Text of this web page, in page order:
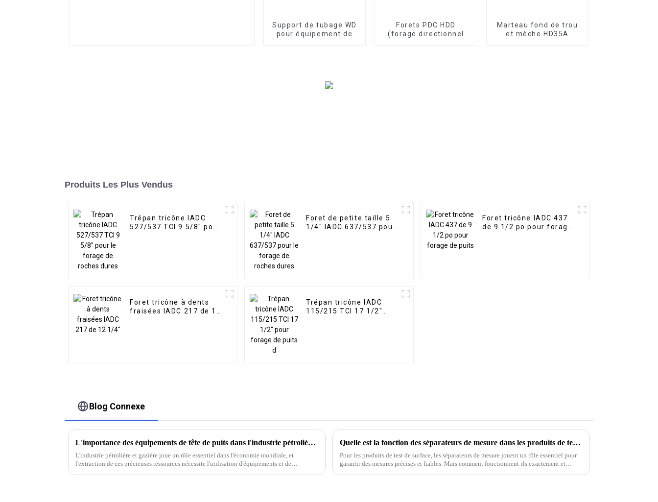
Support de tubage WD
pour équipement de
Forets PDC HDD
(forage directionnel
Marteau fond de trou
et mèche HD35A
Produits Les Plus Vendus
Trépan tricône IADC
527/537 TCI 9 5/8" pour
Foret de petite taille 5
1/4" IADC 637/537 pour
Foret tricône IADC 437
de 9 1/2 po pour forage
Foret tricône à dents
fraisées IADC 217 de 12
Trépan tricône IADC
115/215 TCI 17 1/2"
Blog Connexe
L'importance des équipements de tête de puits dans l'industrie pétrolière et gazière
L'industrie pétrolière et gazière joue un rôle essentiel dans l'économie mondiale, et
l'extraction de ces précieuses ressources nécessite l'utilisation d'équipements et de
Quelle est la fonction des séparateurs de mesure dans les produits de test de surface
Pour les produits de test de surface, les séparateurs de mesure jouent un rôle essentiel pour
garantir des mesures précises et fiables. Mais comment fonctionnent-ils exactement et